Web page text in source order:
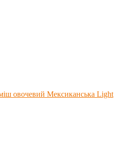
овочевий Мексиканська Light